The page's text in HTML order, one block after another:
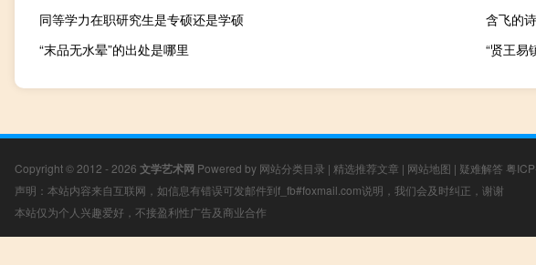
同等学力在职研究生是专硕还是学硕
含飞的诗
“末品无水晕”的出处是哪里
“贤王易
Copyright © 2012 - 2026 文学艺术网 Powered by 网站分类目录 | 精选推荐文章 | 网站地图 | 疑难解答 粤
声明：本站内容来自互联网，如信息有错误可发邮件到f_fb#foxmail.com说明，我们会及时纠正，谢谢
本站仅为个人兴趣爱好，不接盈利性广告及商业合作